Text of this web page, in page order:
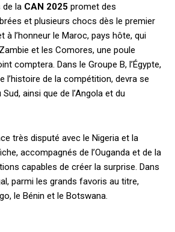
de la CAN 2025 promet des
et plusieurs chocs dès le premier
à l’honneur le Maroc, pays hôte, qui
et les Comores, une poule
comptera. Dans le Groupe B, l’Égypte,
l’histoire de la compétition, devra se
ainsi que de l’Angola et du
très disputé avec le Nigeria et la
accompagnés de l’Ouganda et de la
capables de créer la surprise. Dans
parmi les grands favoris au titre,
le Bénin et le Botswana.